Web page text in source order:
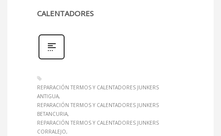
CALENTADORES
REPARACIÓN TERMOS Y CALENTADORES JUNKERS
ANTIGUA
REPARACIÓN TERMOS Y CALENTADORES JUNKERS
BETANCURIA
REPARACIÓN TERMOS Y CALENTADORES JUNKERS
CORRALEJO